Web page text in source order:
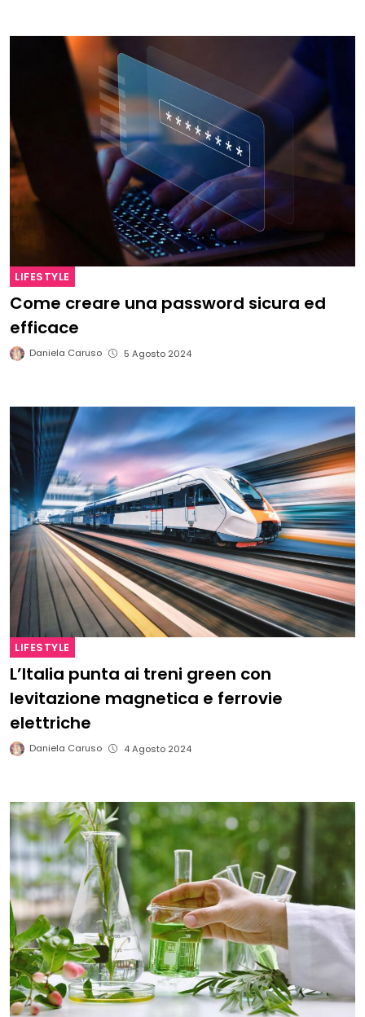
LIFESTYLE
Come creare una password sicura ed
efficace
Daniela Caruso 5 Agosto 2024
LIFESTYLE
L’Italia punta ai treni green con
levitazione magnetica e ferrovie
elettriche
Daniela Caruso 4 Agosto 2024